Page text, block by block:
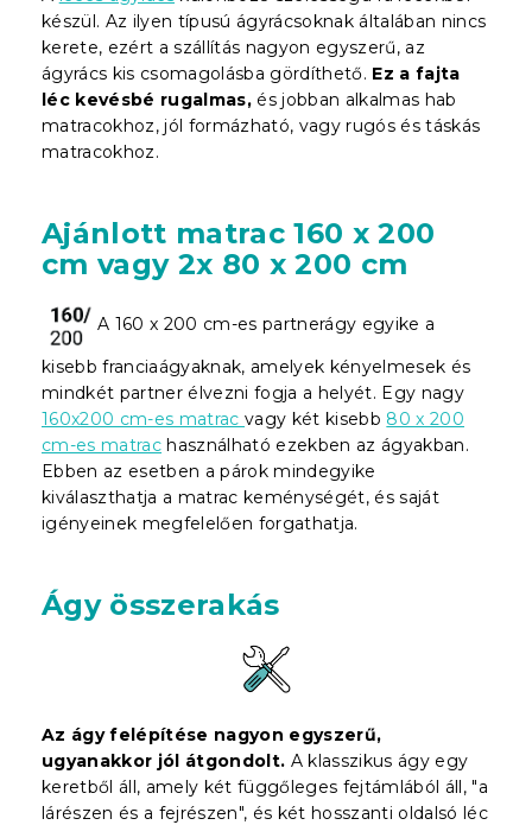
készül. Az ilyen típusú ágyrácsoknak általában nincs
kerete, ezért a szállítás nagyon egyszerű, az
ágyrács kis csomagolásba gördíthető. Ez a fajta
léc kevésbé rugalmas, és jobban alkalmas hab
matracokhoz, jól formázható, vagy rugós és táskás
matracokhoz.
Ajánlott matrac 160 x 200
cm vagy 2x 80 x 200 cm
A 160 x 200 cm-es partnerágy egyike a
kisebb franciaágyaknak, amelyek kényelmesek és
mindkét partner élvezni fogja a helyét. Egy nagy
160x200 cm-es matrac vagy két kisebb 80 x 200
cm-es matrac használható ezekben az ágyakban.
Ebben az esetben a párok mindegyike
kiválaszthatja a matrac keménységét, és saját
igényeinek megfelelően forgathatja.
Ágy összerakás
Az ágy felépítése nagyon egyszerű,
ugyanakkor jól átgondolt. A klasszikus ágy egy
keretből áll, amely két függőleges fejtámlából áll, "a
lárészen és a fejrészen", és két hosszanti oldalsó léc